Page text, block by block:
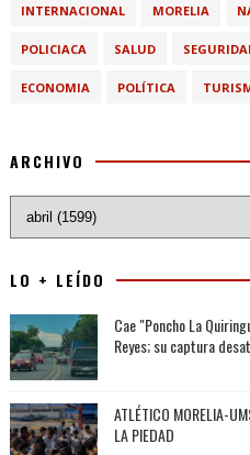
INTERNACIONAL MORELIA
POLICIACA SALUD
ECONOMIA POLÍTICA
ARCHIVO
LO + LEÍDO
Cae "Poncho La
Reyes; su captura
ATLÉTICO MORELIA-
LA PIEDAD